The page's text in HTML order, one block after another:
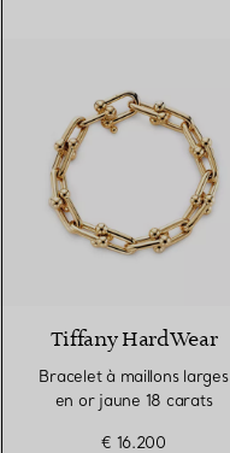
Tiffany HardWear
Bracelet à maillons larges
en or jaune 18 carats
€ 16.200